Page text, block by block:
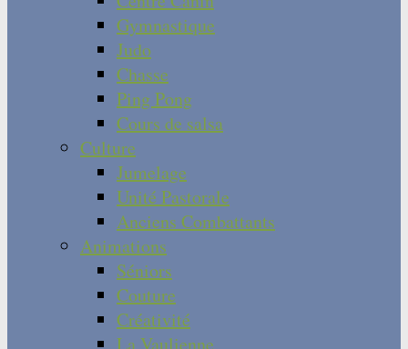
Gymnastique
Judo
Chasse
Ping Pong
Cours de salsa
Culture
Jumelage
Unité Pastorale
Anciens Combattants
Animations
Séniors
Couture
Créativité
La Vaulienne